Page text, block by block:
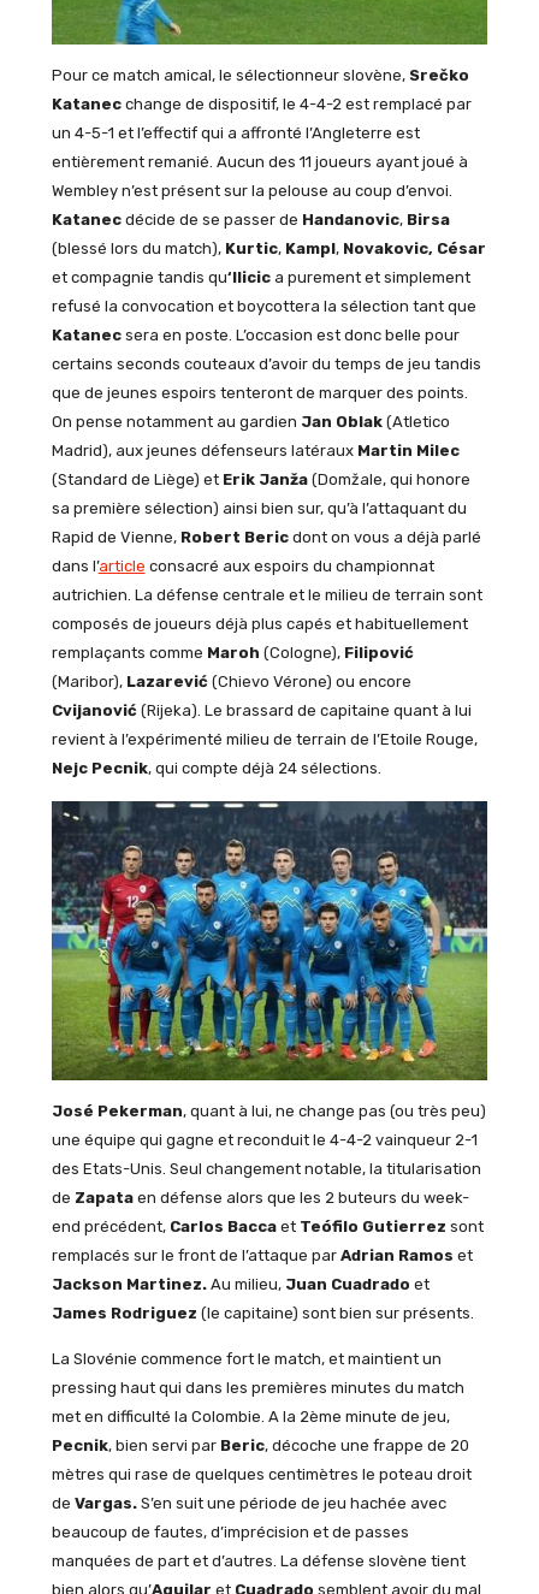
Pour ce match amical, le sélectionneur slovène,Srečko
Katanecchange de dispositif, le 4-4-2 est remplacé par
un 4-5-1 et l’effectif qui a affronté l’Angleterre est
entièrement remanié. Aucun des 11 joueurs ayant joué à
Wembley n’est présent sur la pelouse au coup d’envoi.
Katanecdécide de se passer de Handanovic, Birsa
(blessé lors du match), Kurtic, Kampl, Novakovic, César
et compagnie tandis qu‘Ilicica purement et simplement
refusé la convocation et boycottera la sélection tant que
Katanecsera en poste. L’occasion est donc belle pour
certains seconds couteaux d’avoir du temps de jeu tandis
que de jeunes espoirs tenteront de marquer des points.
On pense notamment au gardien Jan Oblak(Atletico
Madrid), aux jeunes défenseurs latéraux Martin Milec
(Standard de Liège) et Erik Janža(Domžale, qui honore
sa première sélection) ainsi bien sur, qu’à l’attaquant du
Rapid de Vienne, Robert Bericdont on vous a déjà parlé
dans l’article consacré aux espoirs du championnat
autrichien. La défense centrale et le milieu de terrain sont
composés de joueurs déjà plus capés et habituellement
remplaçants comme Maroh (Cologne), Filipović
(Maribor), Lazarević(Chievo Vérone) ou encore
Cvijanović(Rijeka). Le brassard de capitaine quant à lui
revient à l’expérimenté milieu de terrain de l’Etoile Rouge,
Nejc Pecnik, qui compte déjà 24 sélections.
José Pekerman, quant à lui, ne change pas (ou très peu)
une équipe qui gagne et reconduit le 4-4-2 vainqueur 2-1
des Etats-Unis. Seul changement notable, la titularisation
de Zapataen défense alors que les 2 buteurs du week-
end précédent, Carlos Baccaet Teófilo Gutierrez sont
remplacés sur le front de l’attaque par Adrian Ramos et
Jackson Martinez.Au milieu,Juan Cuadrado et
James Rodriguez (le capitaine) sont bien sur présents.
La Slovénie commence fort le match, et maintient un
pressing haut qui dans les premières minutes du match
met en difficulté la Colombie. A la 2ème minute de jeu,
Pecnik, bien servi par Beric, décoche une frappe de 20
mètres qui rase de quelques centimètres le poteau droit
de Vargas.S’en suit une période de jeu hachée avec
beaucoup de fautes, d’imprécision et de passes
manquées de part et d’autres. La défense slovène tient
bien alors qu’Aguilar et Cuadrado semblent avoir du mal